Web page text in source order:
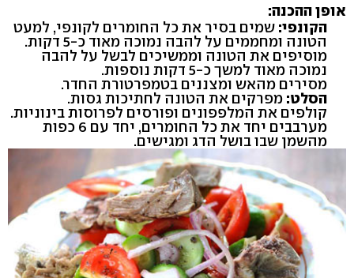
אופן ההכנה:
הקונפי: שמים בסיר את כל החומרים לקונפי, למעט
הטונה ומחממים על להבה נמוכה מאוד כ-5 דקות.
מוסיפים את הטונה וממשיכים לבשל על להבה
נמוכה מאוד למשך כ-5 דקות נוספות.
מסירים מהאש ומצננים בטמפרטורת החדר.
הסלט: מפרקים את הטונה לחתיכות גסות.
קולפים את המלפפונים ופורסים לפרוסות בינוניות.
מערבבים יחד את כל החומרים, יחד עם 6 כפות
מהשמן שבו בושל הדג ומגישים.